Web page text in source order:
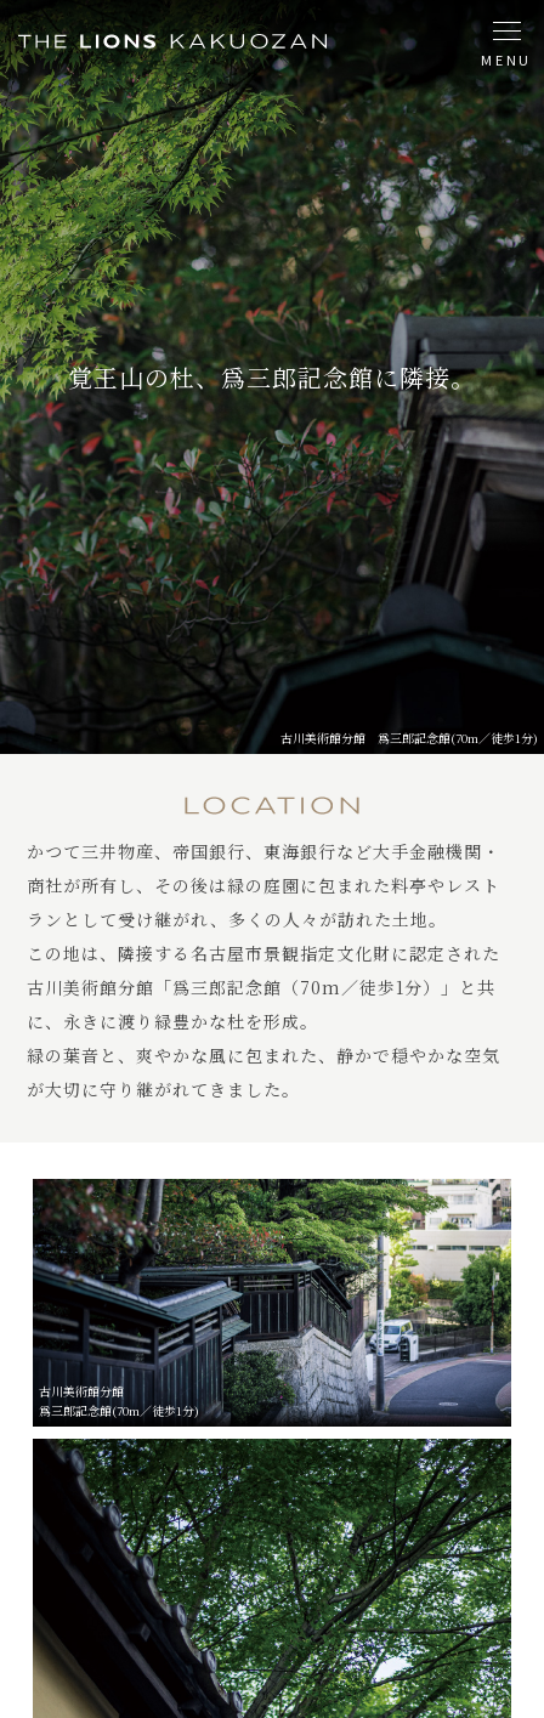
MENU
古川美術館分館 爲三郎記念館(70m／徒歩1分)
覚王山の杜、爲三郎記念館に隣接。
かつて三井物産、帝国銀行、東海銀行など大手金融機関・
商社が所有し、 その後は緑の庭園に包まれた料亭やレスト
ランとして受け継がれ、多くの人々が訪れた土地。
この地は、隣接する名古屋市景観指定文化財に認定された
古川美術館分館「爲三郎記念館（70m／徒歩1分）」と共
に、永きに渡り緑豊かな杜を形成。
緑の葉音と、爽やかな風に包まれた、静かで穏やかな空気
が大切に守り継がれてきました。
古川美術館分館
爲三郎記念館(70m／徒歩1分)